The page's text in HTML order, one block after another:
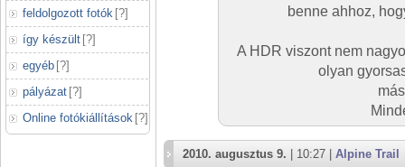
feldolgozott fotók [?]
így készült [?]
egyéb [?]
pályázat [?]
Online fotókiállítások [?]
benne ahhoz,
A HDR viszont nem
olyan
2010. augusztus 9. | 10:27 | Alpine Trail